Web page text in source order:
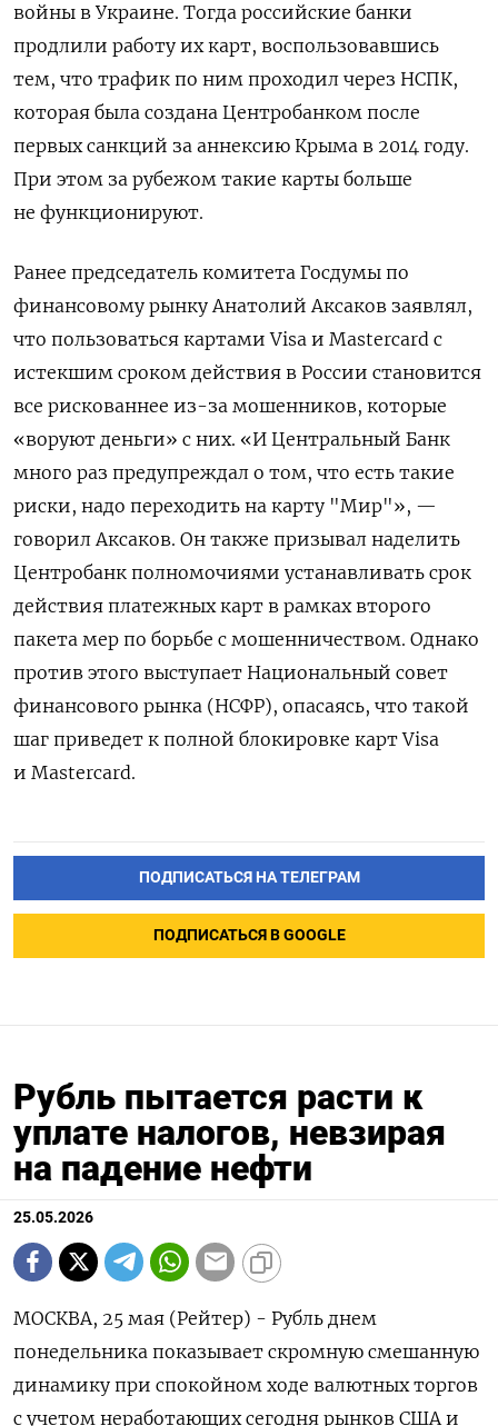
войны в Украине. Тогда российские банки
продлили работу их карт, воспользовавшись
тем, что трафик по ним проходил через НСПК,
которая была создана Центробанком после
первых санкций за аннексию Крыма в 2014 году.
При этом за рубежом такие карты больше
не функционируют.
Ранее председатель комитета Госдумы по
финансовому рынку Анатолий Аксаков заявлял,
что пользоваться картами Visa и Mastercard с
истекшим сроком действия в России становится
все рискованнее из-за мошенников, которые
«воруют деньги» с них. «И Центральный Банк
много раз предупреждал о том, что есть такие
риски, надо переходить на карту "Мир"», —
говорил Аксаков. Он также призывал наделить
Центробанк полномочиями устанавливать срок
действия платежных карт в рамках второго
пакета мер по борьбе с мошенничеством. Однако
против этого выступает Национальный совет
финансового рынка (НСФР), опасаясь, что такой
шаг приведет к полной блокировке карт Visa
и Mastercard.
ПОДПИСАТЬСЯ НА ТЕЛЕГРАМ
ПОДПИСАТЬСЯ В GOOGLE
Рубль пытается расти к
уплате налогов, невзирая
на падение нефти
25.05.2026
МОСКВА, 25 мая (Рейтер) - Рубль днем
понедельника показывает скромную смешанную
динамику при спокойном ходе валютных торгов
с учетом неработающих сегодня рынков США и